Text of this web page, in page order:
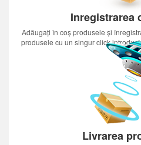
Inregistrarea
Adăugați în coș produsele și
produsele cu un singur click
Livrarea